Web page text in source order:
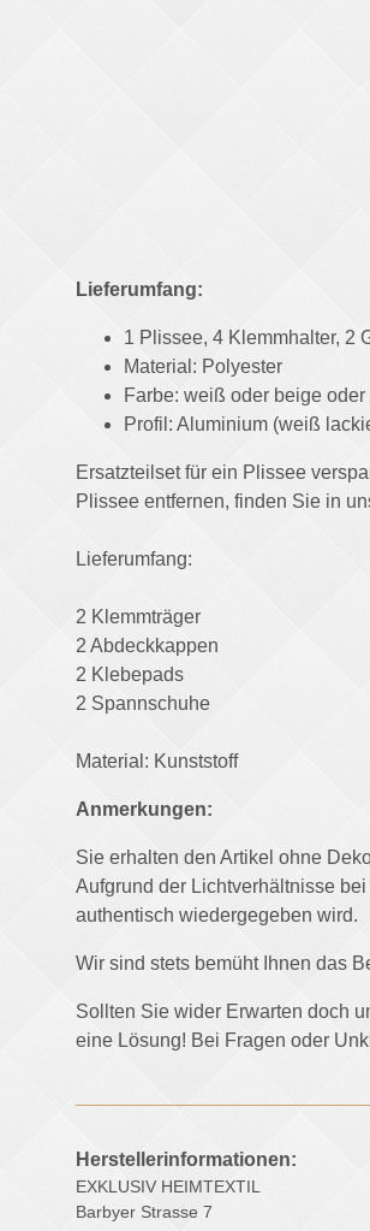
Lieferumfang:
1 Plissee, 4 Klemmhalter, 2
Material: Polyester
Farbe: weiß oder beige oder
Profil: Aluminium (weiß
Ersatzteilset für ein Plissee
Plissee entfernen, finden Sie in
Lieferumfang:
2 Klemmträger
2 Abdeckkappen
2 Klebepads
2 Spannschuhe
Material: Kunststoff
Anmerkungen:
Sie erhalten den Artikel ohne
Aufgrund der Lichtverhältnisse
authentisch wiedergegeben wird.
Wir sind stets bemüht Ihnen das
Sollten Sie wider Erwarten doch
eine Lösung! Bei Fragen oder
Herstellerinformationen:
EXKLUSIV HEIMTEXTIL
Barbyer Strasse 7